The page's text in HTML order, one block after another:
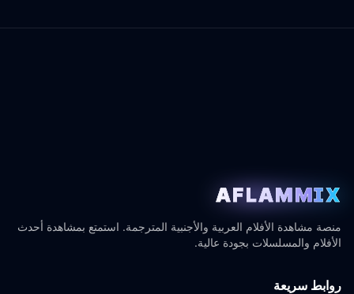
AFLAMMIX
منصة مشاهدة الأفلام العربية والأجنبية المترجمة. استمتع بمشاهدة أحدث
الأفلام والمسلسلات بجودة عالية.
روابط سريعة